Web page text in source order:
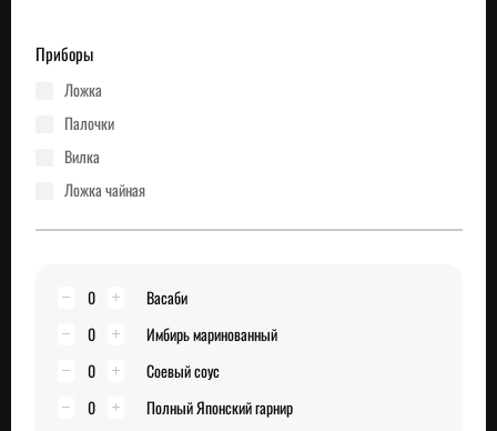
Приборы
ложка
палочки
вилка
ложка чайная
0
Васаби
0
Имбирь маринованный
0
Соевый соус
0
Полный Японский гарнир